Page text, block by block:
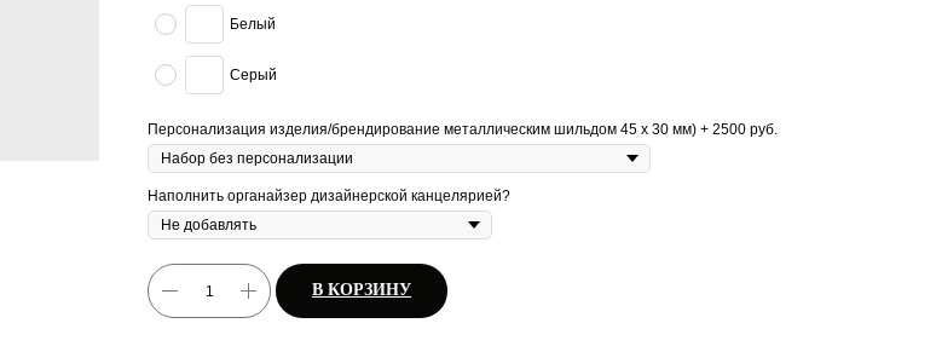
Белый
Серый
Персонализация изделия/брендирование металлическим шильдом 45 х 30 мм) + 2500 руб.
Наполнить органайзер дизайнерской канцелярией?
В КОРЗИНУ